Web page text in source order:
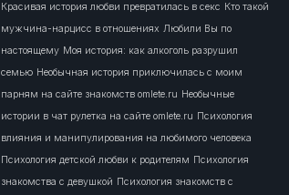
Красивая история любви превратилась в секс Кто такой
мужчина-нарцисс в отношениях Любили Вы по
настоящему Моя история: как алкоголь разрушил
семью Необычная история приключилась с моим
парням на сайте знакомств omlete.ru Необычные
истории в чат рулетка на сайте omlete.ru Психология
влияния и манипулирования на любимого человека
Психология детской любви к родителям Психология
знакомства с девушкой Психология знакомств с